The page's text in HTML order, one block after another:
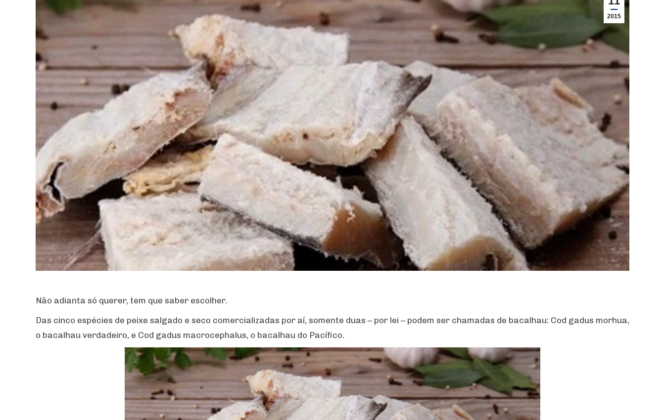
2015
Não adianta só querer, tem que saber escolher.
Das cinco espécies de peixe salgado e seco comercializadas por aí, somente duas – por lei – podem ser chamadas de bacalhau: Cod gadus morhua,
o bacalhau verdadeiro, e Cod gadus macrocephalus, o bacalhau do Pacífico.